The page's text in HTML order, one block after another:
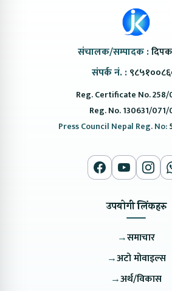
संचालक/सम्पादक :
संपर्क नं. :
Reg. Certificate No.
Reg. No. 130631/071/
Press Council Nepal Reg. No:
उपयोगी लिंकहरु
→समाचार
→अटो मोवाइल्स
→अर्थ/विकास